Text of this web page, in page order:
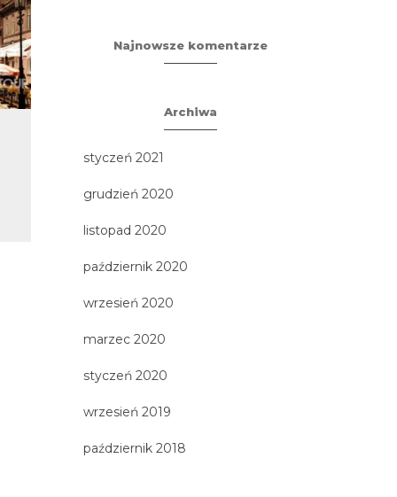
Saksonii ze swoimi wspaniałymi
oraz słynna na...
Najnowsze komentarze
Archiwa
styczeń 2021
grudzień 2020
listopad 2020
październik 2020
wrzesień 2020
marzec 2020
styczeń 2020
wrzesień 2019
październik 2018